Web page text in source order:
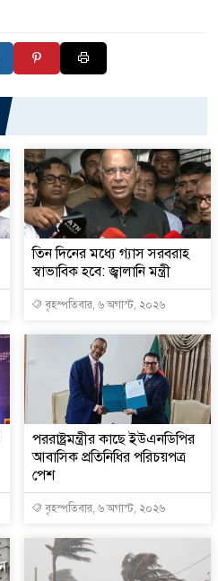
তিন দিনের মধ্যে গ্যাস সরবরাহ
স্বাভাবিক হবে: জ্বালানি মন্ত্রী
বৃহস্পতিবার, ৬ অগাস্ট, ২০২৬
পররাষ্ট্রমন্ত্রীর কা‌ছে ইউএনডিপির
আবাসিক প্রতিনিধির পরিচয়পত্র
পেশ
বৃহস্পতিবার, ৬ অগাস্ট, ২০২৬